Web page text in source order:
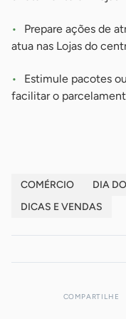
Prepare ações de
atua nas Lojas do
Estimule pacotes
facilitar o
COMÉRCIO
DIA
DICAS E VENDAS
COMPARTILHE